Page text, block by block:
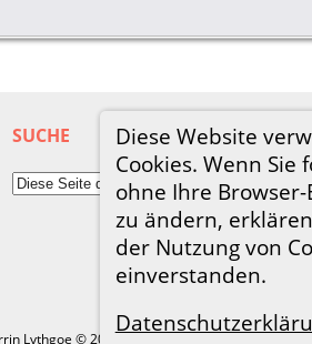
Diese Website
Cookies. Wenn Sie
ohne Ihre
zu ändern,
der Nutzung von
einverstanden.
SUCHE
Lythgoe © 2001-2026.